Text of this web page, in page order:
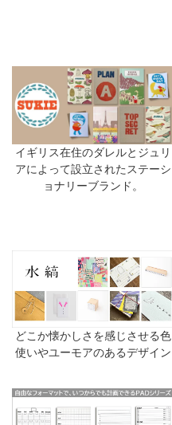
イギリス在住のダレルとジュリ
アによって設立されたステーシ
ョナリーブランド。
どこか懐かしさを感じさせる色
使いやユーモアのあるデザイン